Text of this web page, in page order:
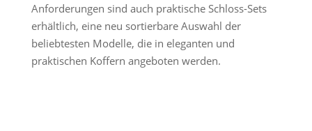
Anforderungen sind auch praktische Schloss-Sets
erhältlich, eine neu sortierbare Auswahl der
beliebtesten Modelle, die in eleganten und
praktischen Koffern angeboten werden.